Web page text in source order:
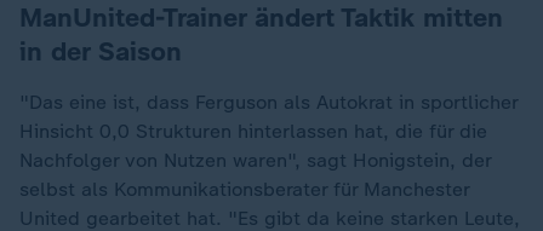
ManUnited-Trainer ändert Taktik mitten
in der Saison
"Das eine ist, dass Ferguson als Autokrat in sportlicher
Hinsicht 0,0 Strukturen hinterlassen hat, die für die
Nachfolger von Nutzen waren", sagt Honigstein, der
selbst als Kommunikationsberater für Manchester
United gearbeitet hat. "Es gibt da keine starken Leute,